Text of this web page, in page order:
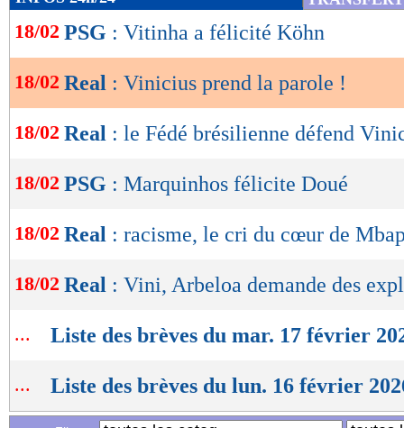
de
lecture
OK
18/02 PSG : Vitinha a félicité Köhn
18/02 Real : Vinicius prend la parole !
18/02 Real : le Fédé brésilienne défend
18/02 PSG : Marquinhos félicite Doué
18/02 Real : racisme, le cri du cœur de
18/02 Real : Vini, Arbeloa demande des
... Liste des brèves du mar. 17 février
... Liste des brèves du lun. 16 février